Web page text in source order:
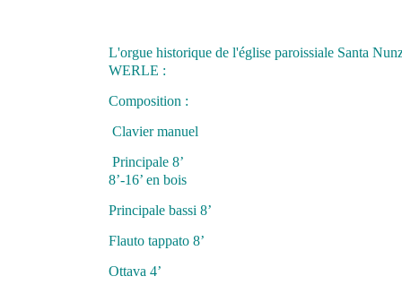
L'orgue historique de l'église paroissiale Santa
WERLE :
Composition :
Clavier manuel
Principale 8’
8’-16’ en bois
Principale bassi 8’
Flauto tappato 8’
Ottava 4’